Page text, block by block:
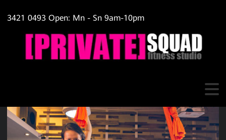
3421 0493 Open: Mn - Sn 9am-10pm